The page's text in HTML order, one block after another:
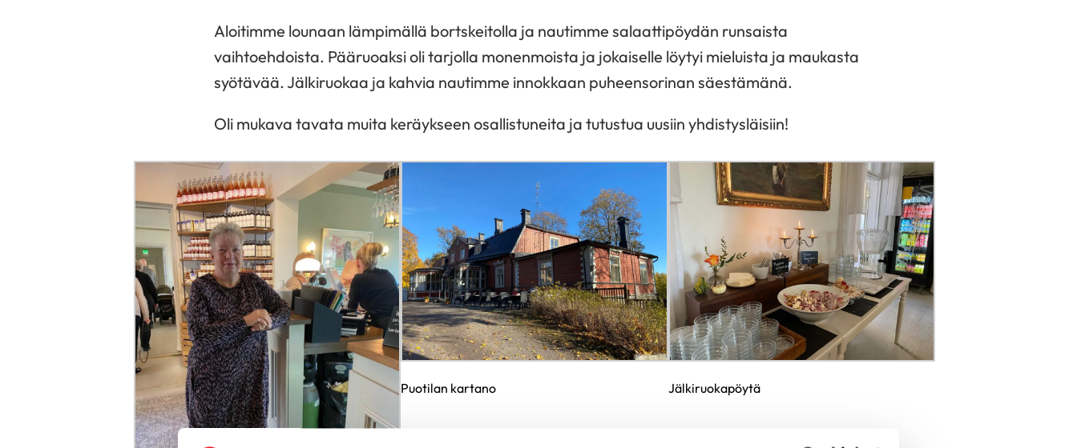
Aloitimme lounaan lämpimällä bortskeitolla ja nautimme salaattipöydän runsaista
vaihtoehdoista. Pääruoaksi oli tarjolla monenmoista ja jokaiselle löytyi mieluista ja maukasta
syötävää. Jälkiruokaa ja kahvia nautimme innokkaan puheensorinan säestämänä.
Oli mukava tavata muita keräykseen osallistuneita ja tutustua uusiin yhdistysläisiin!
Puotilan kartano Jälkiruokapöytä